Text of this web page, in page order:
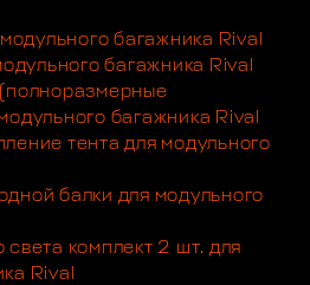
багажника Rival
багажника Rival
багажника Rival
тента для модульного
балки для модульного
света комплект 2 шт. для
Rival